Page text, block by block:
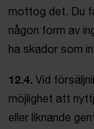
mottog det. Du
någon form av
ha skador som
12.4. Vid
möjlighet att
eller liknande